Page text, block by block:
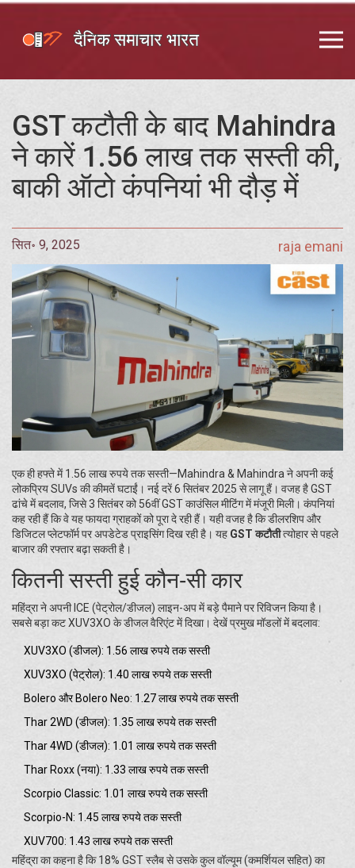
GST कटौती के बाद Mahindra
ने कारें 1.56 लाख तक सस्ती की,
बाकी ऑटो कंपनियां भी दौड़ में
सित॰ 9, 2025 raja emani
एक ही हफ्ते में 1.56 लाख रुपये तक सस्ती—Mahindra & Mahindra ने अपनी कई
लोकप्रिय SUVs की कीमतें घटाईं। नई दरें 6 सितंबर 2025 से लागू हैं। वजह है GST
ढांचे में बदलाव, जिसे 3 सितंबर को 56वीं GST काउंसिल मीटिंग में मंजूरी मिली। कंपनियां
कह रही हैं कि वे यह फायदा ग्राहकों को पूरा दे रही हैं। यही वजह है कि डीलरशिप और
डिजिटल प्लेटफॉर्म पर अपडेटेड प्राइसिंग दिख रही है। यह GST कटौतीत्योहार से पहले
बाजार की रफ्तार बढ़ा सकती है।
कितनी सस्ती हुई कौन‑सी कार
महिंद्रा ने अपनी ICE (पेट्रोल/डीजल) लाइन-अप में बड़े पैमाने पर रिविजन किया है।
सबसे बड़ा कट XUV3XO के डीजल वैरिएंट में दिखा। देखें प्रमुख मॉडलों में बदलाव:
XUV3XO (डीजल): 1.56 लाख रुपये तक सस्ती
XUV3XO (पेट्रोल): 1.40 लाख रुपये तक सस्ती
Bolero और Bolero Neo: 1.27 लाख रुपये तक सस्ती
Thar 2WD (डीजल): 1.35 लाख रुपये तक सस्ती
Thar 4WD (डीजल): 1.01 लाख रुपये तक सस्ती
Thar Roxx (नया): 1.33 लाख रुपये तक सस्ती
Scorpio Classic: 1.01 लाख रुपये तक सस्ती
Scorpio-N: 1.45 लाख रुपये तक सस्ती
XUV700: 1.43 लाख रुपये तक सस्ती
महिंद्रा का कहना है कि 18% GST स्लैब से उसके कुल वॉल्यूम (कमर्शियल सहित) का